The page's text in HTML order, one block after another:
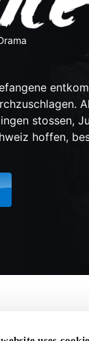
stossen,
hoffen,